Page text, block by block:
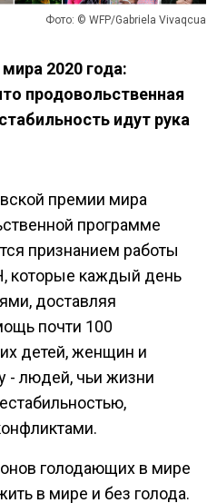
Фото: © WFP/Gabriela Vivaqcua
2020 года:
продовольственная
идут рука
премии мира
программе
признанием работы
которые каждый день
доставляя
почти 100
детей, женщин и
- людей, чьи жизни
голодающих в мире
в мире и без голода.